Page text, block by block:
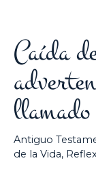
Caída
Antiguo
de la Vida,